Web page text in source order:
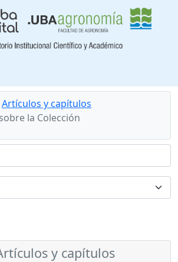
Artículos y capítulos
la Colección
menú desplegable
y capítulos